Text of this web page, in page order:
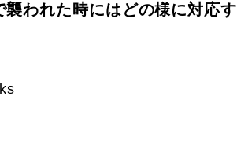
われた時にはどの様に対応す